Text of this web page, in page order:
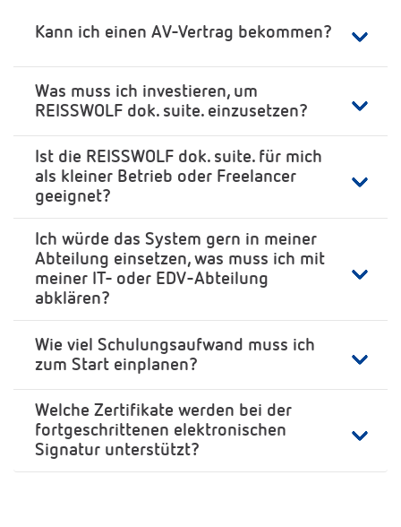
Kann ich einen AV-Vertrag bekommen?
Was muss ich investieren, um
REISSWOLF dok. suite. einzusetzen?
Ist die REISSWOLF dok. suite. für mich
als kleiner Betrieb oder Freelancer
geeignet?
Ich würde das System gern in meiner
Abteilung einsetzen, was muss ich mit
meiner IT- oder EDV-Abteilung
abklären?
Wie viel Schulungsaufwand muss ich
zum Start einplanen?
Welche Zertifikate werden bei der
fortgeschrittenen elektronischen
Signatur unterstützt?